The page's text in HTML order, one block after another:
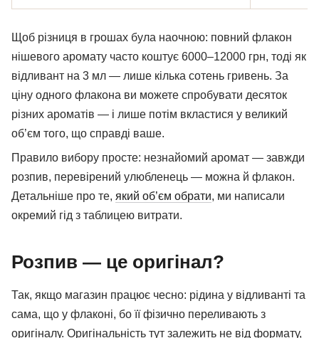
Щоб різниця в грошах була наочною: повний флакон
нішевого аромату часто коштує 6000–12000 грн, тоді як
відливант на 3 мл — лише кілька сотень гривень. За
ціну одного флакона ви можете спробувати десяток
різних ароматів — і лише потім вкластися у великий
об’єм того, що справді ваше.
Правило вибору просте: незнайомий аромат — завжди
розпив, перевірений улюбленець — можна й флакон.
Детальніше про те, який об’єм обрати, ми написали
окремий гід з таблицею витрати.
Розпив — це оригінал?
Так, якщо магазин працює чесно: рідина у відливанті та
сама, що у флаконі, бо її фізично переливають з
оригіналу. Оригінальність тут залежить не від формату,